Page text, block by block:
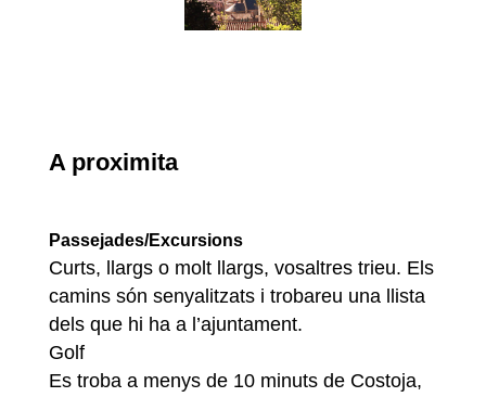
A proximita
Passejades/Excursions
Curts, llargs o molt llargs, vosaltres trieu. Els
camins són senyalitzats i trobareu una llista
dels que hi ha a l’ajuntament.
Golf
Es troba a menys de 10 minuts de Costoja,